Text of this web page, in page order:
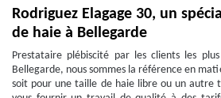
Rodriguez Elagage 30, un
de haie à Bellegarde
Prestataire plébiscité par les clients les
Bellegarde, nous sommes la référence en
soit pour une taille de haie libre ou un autre